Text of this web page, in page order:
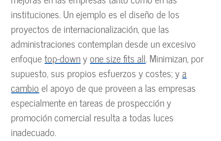
instituciones. Un ejemplo es el diseño de los
proyectos de internacionalización, que las
administraciones contemplan desde un excesivo
enfoquetop-downyone size fits all. Minimizan, por
supuesto, sus propios esfuerzos y costes; ya
cambioel apoyo de que proveen a las empresas
especialmente en tareas de prospección y
promoción comercial resulta a todas luces
inadecuado.